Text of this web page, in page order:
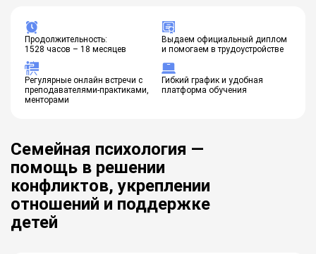
Продолжительность:
1528 часов – 18 месяцев
Выдаем официальный диплом
и помогаем в трудоустройстве
Регулярные онлайн встречи с
преподавателями-практиками,
менторами
Гибкий график и удобная
платформа обучения
Семейная психология —
помощь в решении
конфликтов, укреплении
отношений и поддержке
детей